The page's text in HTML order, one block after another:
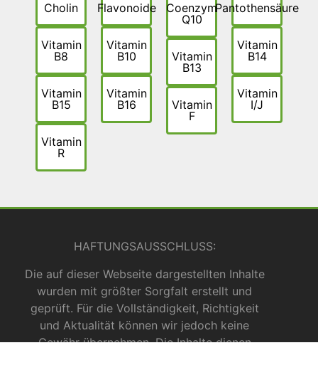
Cholin
Vitamin
B8
Vitamin
B15
Vitamin
R
Flavonoide
Vitamin
B10
Vitamin
B16
Coenzym
Q10
Vitamin
B13
Vitamin
F
Pantothensäure
Vitamin
B14
Vitamin
I/J
HAFTUNGSAUSSCHLUSS:
Die auf dieser Webseite dargestellten Inhalte
wurden mit größter Sorgfalt erstellt und
geprüft. Für die Vollständigkeit, Richtigkeit
und Aktualität können wir jedoch keine
Gewähr übernehmen. Die Inhalte dienen